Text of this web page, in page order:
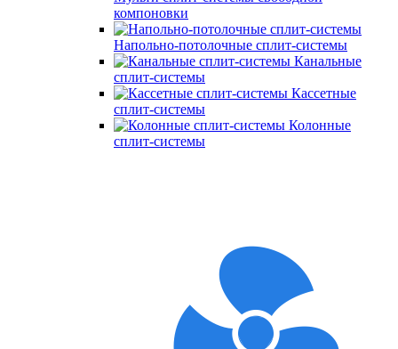
компоновки
Напольно-потолочные сплит-системы
Канальные
сплит-системы
Кассетные
сплит-системы
Колонные
сплит-системы